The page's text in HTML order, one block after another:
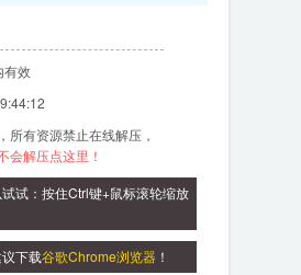
有效
所有资源禁止在线解压，
会解压点这里！
试：按住Ctrl键+鼠标滚轮缩放
下载谷歌Chrome浏览器 ！